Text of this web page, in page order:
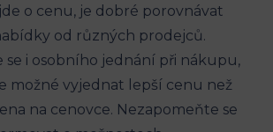
o cenu, je dobré porovnávat
od různých prodejců.
se i osobního jednání při nákupu,
možné vyjednat lepší cenu než
na cenovce. Nezapomeňte se